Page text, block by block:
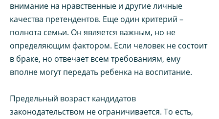
внимание на нравственные и другие личные
качества претендентов. Еще один критерий –
полнота семьи. Он является важным, но не
определяющим фактором. Если человек не состоит
в браке, но отвечает всем требованиям, ему
вполне могут передать ребенка на воспитание.
Предельный возраст кандидатов
законодательством не ограничивается. То есть,